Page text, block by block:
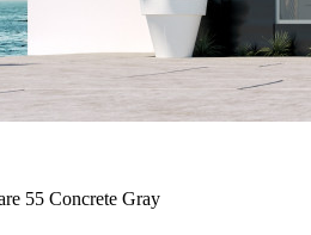
55 Concrete Gray